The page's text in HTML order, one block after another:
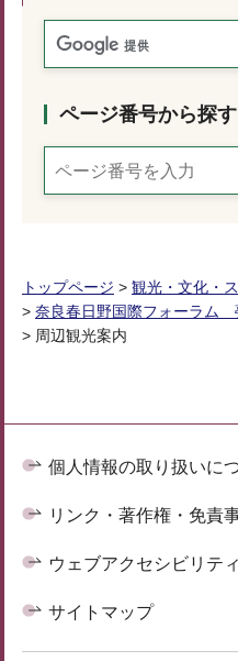
ページ番号から探す
トップページ > 観光・文化・
> 奈良春日野国際フォーラム
> 周辺観光案内
個人情報の取り扱いに
リンク・著作権・免責
ウェブアクセシビリティ
サイトマップ